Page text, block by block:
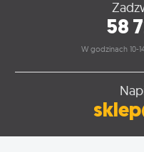
58
W godzinach 10-